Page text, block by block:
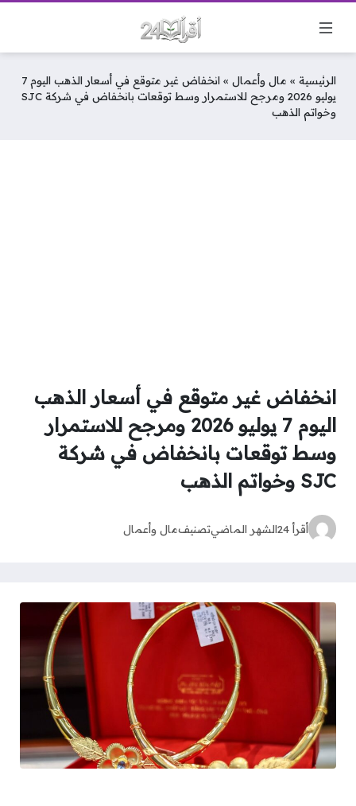
الرئيسية » مال وأعمال »
انخفاض غير متوقع في أسعار الذهب اليوم 7
يوليو 2026 ومرجح للاستمرار وسط توقعات بانخفاض في شركة SJC
وخواتم الذهب
انخفاض غير متوقع في أسعار الذهب
اليوم 7 يوليو 2026 ومرجح للاستمرار
وسط توقعات بانخفاض في شركة
SJC وخواتم الذهب
أقرأ 24 الشهر الماضيتصنيفمال وأعمال